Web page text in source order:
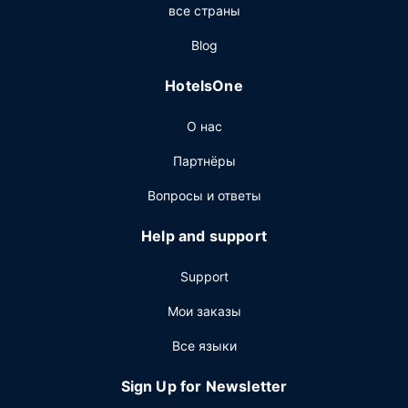
Бесплатный завтрак (шведский стол) предлагается
Для удобства гостей предоставляется следующее:
работа стойки регистрации и хранение багажа.
все страны
Blog
HotelsOne
О нас
Партнёры
Вопросы и ответы
Help and support
Support
Мои заказы
Все языки
Sign Up for Newsletter